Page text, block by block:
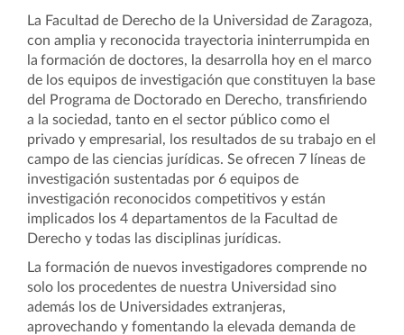
La Facultad de Derecho de la Universidad de Zaragoza,
con amplia y reconocida trayectoria ininterrumpida en
la formación de doctores, la desarrolla hoy en el marco
de los equipos de investigación que constituyen la base
del Programa de Doctorado en Derecho, transfiriendo
a la sociedad, tanto en el sector público como el
privado y empresarial, los resultados de su trabajo en el
campo de las ciencias jurídicas. Se ofrecen 7 líneas de
investigación sustentadas por 6 equipos de
investigación reconocidos competitivos y están
implicados los 4 departamentos de la Facultad de
Derecho y todas las disciplinas jurídicas.
La formación de nuevos investigadores comprende no
solo los procedentes de nuestra Universidad sino
además los de Universidades extranjeras,
aprovechando y fomentando la elevada demanda de